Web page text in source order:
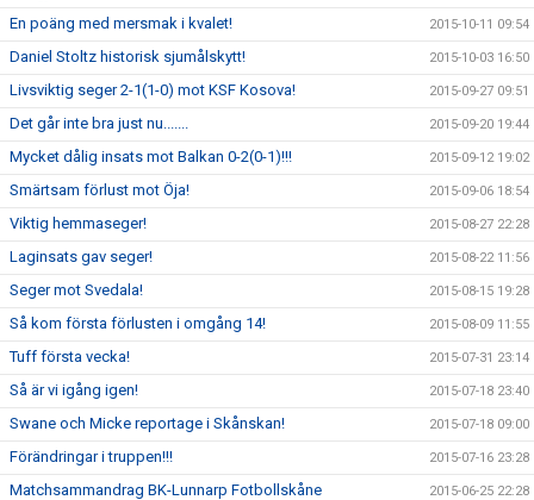
En poäng med mersmak i kvalet! 2015-10-11 09:54
Daniel Stoltz historisk sjumålskytt! 2015-10-03 16:50
Livsviktig seger 2-1(1-0) mot KSF Kosova! 2015-09-27 09:51
Det går inte bra just nu....... 2015-09-20 19:44
Mycket dålig insats mot Balkan 0-2(0-1)!!! 2015-09-12 19:02
Smärtsam förlust mot Öja! 2015-09-06 18:54
Viktig hemmaseger! 2015-08-27 22:28
Laginsats gav seger! 2015-08-22 11:56
Seger mot Svedala! 2015-08-15 19:28
Så kom första förlusten i omgång 14! 2015-08-09 11:55
Tuff första vecka! 2015-07-31 23:14
Så är vi igång igen! 2015-07-18 23:40
Swane och Micke reportage i Skånskan! 2015-07-18 09:00
Förändringar i truppen!!! 2015-07-16 23:28
Matchsammandrag BK-Lunnarp Fotbollskåne 2015-06-25 22:28